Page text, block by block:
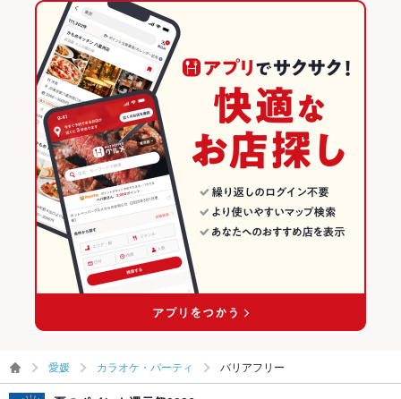
愛媛 カラオケ・パーティ バリアフリー